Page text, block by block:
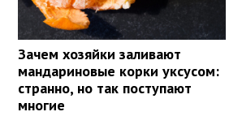
Зачем хозяйки заливают
мандариновые корки уксусом:
странно, но так поступают
многие